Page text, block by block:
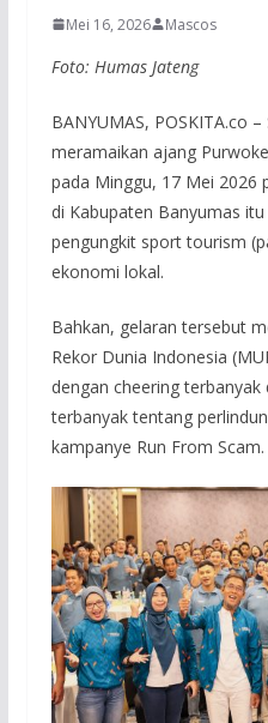
Mei 16, 2026 Mascos
Foto: Humas Jateng
BANYUMAS, POSKITA.co
meramaikan ajang
pada Minggu, 17 Mei 2026
di Kabupaten Banyumas
pengungkit sport tourism
ekonomi lokal.
Bahkan, gelaran tersebut
Rekor Dunia Indonesia
dengan cheering terbanyak
terbanyak tentang
kampanye Run From Scam.